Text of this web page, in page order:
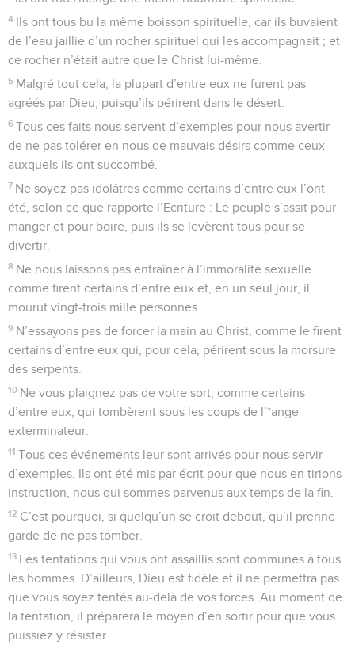
4 Ils ont tous bu la même boisson spirituelle, car ils buvaient
de l’eau jaillie d’un rocher spirituel qui les accompagnait ; et
ce rocher n’était autre que le Christ lui-même.
5 Malgré tout cela, la plupart d’entre eux ne furent pas
agréés par Dieu, puisqu’ils périrent dans le désert.
6 Tous ces faits nous servent d’exemples pour nous avertir
de ne pas tolérer en nous de mauvais désirs comme ceux
auxquels ils ont succombé.
7 Ne soyez pas idolâtres comme certains d’entre eux l’ont
été, selon ce que rapporte l’Ecriture : Le peuple s’assit pour
manger et pour boire, puis ils se levèrent tous pour se
divertir.
8 Ne nous laissons pas entraîner à l’immoralité sexuelle
comme firent certains d’entre eux et, en un seul jour, il
mourut vingt-trois mille personnes.
9 N’essayons pas de forcer la main au Christ, comme le firent
certains d’entre eux qui, pour cela, périrent sous la morsure
des serpents.
10 Ne vous plaignez pas de votre sort, comme certains
d’entre eux, qui tombèrent sous les coups de l’*ange
exterminateur.
11 Tous ces événements leur sont arrivés pour nous servir
d’exemples. Ils ont été mis par écrit pour que nous en tirions
instruction, nous qui sommes parvenus aux temps de la fin.
12 C’est pourquoi, si quelqu’un se croit debout, qu’il prenne
garde de ne pas tomber.
13 Les tentations qui vous ont assaillis sont communes à tous
les hommes. D’ailleurs, Dieu est fidèle et il ne permettra pas
que vous soyez tentés au-delà de vos forces. Au moment de
la tentation, il préparera le moyen d’en sortir pour que vous
puissiez y résister.